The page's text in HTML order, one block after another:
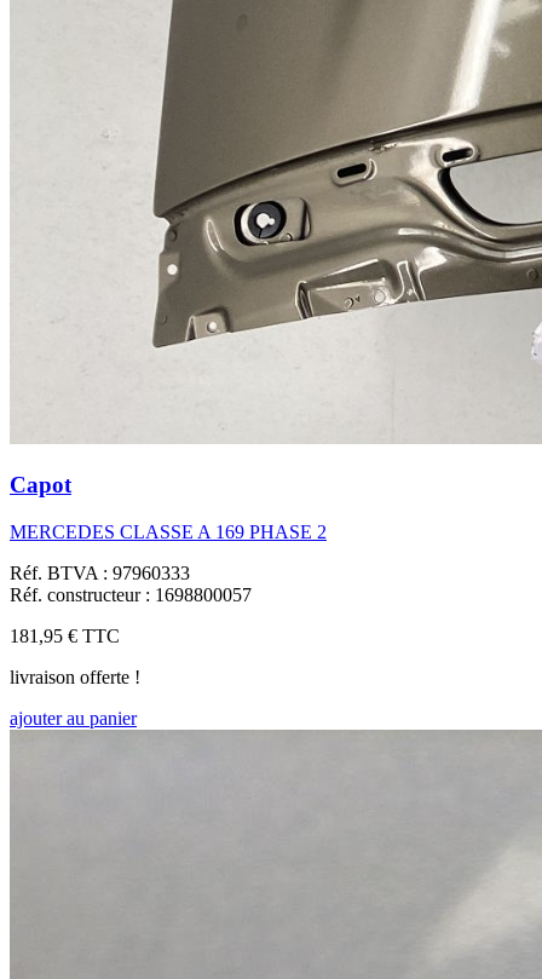
Capot
MERCEDES CLASSE A 169 PHASE 2
Réf. BTVA : 97960333
Réf. constructeur : 1698800057
181,95 € TTC
livraison offerte !
ajouter au panier